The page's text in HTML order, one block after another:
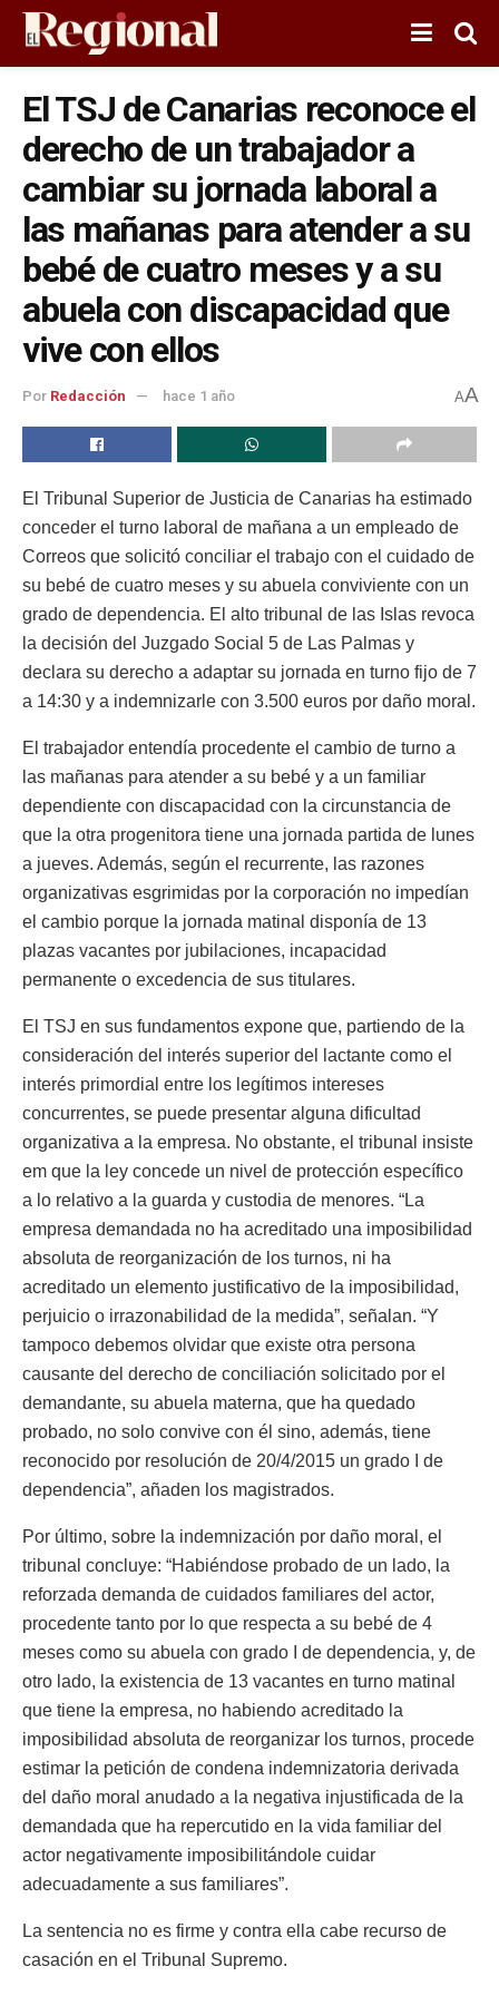
El TSJ de Canarias reconoce el
derecho de un trabajador a
cambiar su jornada laboral a
las mañanas para atender a su
bebé de cuatro meses y a su
abuela con discapacidad que
vive con ellos
Por Redacción hace 1 año AA
El Tribunal Superior de Justicia de Canarias ha estimado
conceder el turno laboral de mañana a un empleado de
Correos que solicitó conciliar el trabajo con el cuidado de
su bebé de cuatro meses y su abuela conviviente con un
grado de dependencia. El alto tribunal de las Islas revoca
la decisión del Juzgado Social 5 de Las Palmas y
declara su derecho a adaptar su jornada en turno fijo de 7
a 14:30 y a indemnizarle con 3.500 euros por daño moral.
El trabajador entendía procedente el cambio de turno a
las mañanas para atender a su bebé y a un familiar
dependiente con discapacidad con la circunstancia de
que la otra progenitora tiene una jornada partida de lunes
a jueves. Además, según el recurrente, las razones
organizativas esgrimidas por la corporación no impedían
el cambio porque la jornada matinal disponía de 13
plazas vacantes por jubilaciones, incapacidad
permanente o excedencia de sus titulares.
El TSJ en sus fundamentos expone que, partiendo de la
consideración del interés superior del lactante como el
interés primordial entre los legítimos intereses
concurrentes, se puede presentar alguna dificultad
organizativa a la empresa. No obstante, el tribunal insiste
em que la ley concede un nivel de protección específico
a lo relativo a la guarda y custodia de menores. “La
empresa demandada no ha acreditado una imposibilidad
absoluta de reorganización de los turnos, ni ha
acreditado un elemento justificativo de la imposibilidad,
perjuicio o irrazonabilidad de la medida”, señalan. “Y
tampoco debemos olvidar que existe otra persona
causante del derecho de conciliación solicitado por el
demandante, su abuela materna, que ha quedado
probado, no solo convive con él sino, además, tiene
reconocido por resolución de 20/4/2015 un grado I de
dependencia”, añaden los magistrados.
Por último, sobre la indemnización por daño moral, el
tribunal concluye: “Habiéndose probado de un lado, la
reforzada demanda de cuidados familiares del actor,
procedente tanto por lo que respecta a su bebé de 4
meses como su abuela con grado I de dependencia, y, de
otro lado, la existencia de 13 vacantes en turno matinal
que tiene la empresa, no habiendo acreditado la
imposibilidad absoluta de reorganizar los turnos, procede
estimar la petición de condena indemnizatoria derivada
del daño moral anudado a la negativa injustificada de la
demandada que ha repercutido en la vida familiar del
actor negativamente imposibilitándole cuidar
adecuadamente a sus familiares”.
La sentencia no es firme y contra ella cabe recurso de
casación en el Tribunal Supremo.